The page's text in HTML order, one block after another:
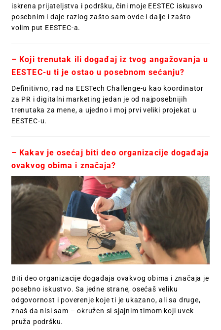
iskrena prijateljstva i podršku, čini moje EESTEC iskusvo
posebnim i daje razlog zašto sam ovde i dalje i zašto
volim put EESTEC-a.
– Koji trenutak ili događaj iz tvog angažovanja u
EESTEC-u ti je ostao u posebnom sećanju?
Definitivno, rad na EESTech Challenge-u kao koordinator
za PR i digitalni marketing jedan je od najposebnijih
trenutaka za mene, a ujedno i moj prvi veliki projekat u
EESTEC-u.
– Kakav je osećaj biti deo organizacije događaja
ovakvog obima i značaja?
Biti deo organizacije događaja ovakvog obima i značaja je
posebno iskustvo. Sa jedne strane, osećaš veliku
odgovornost i poverenje koje ti je ukazano, ali sa druge,
znaš da nisi sam – okružen si sjajnim timom koji uvek
pruža podršku.